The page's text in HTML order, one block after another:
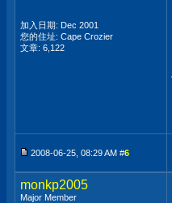
加入日期: Dec 2001
您的住址: Cape Crozier
文章: 6,122
2008-06-25, 08:29 AM #6
monkp2005
Major Member